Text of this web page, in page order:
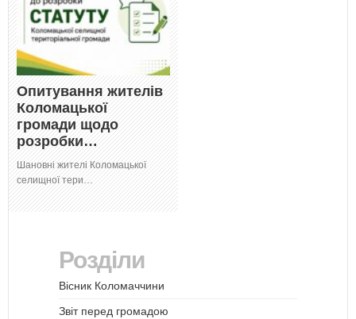
Опитування жителів
Коломацької
громади щодо
розробки…
Шановні жителі Коломацької
селищної тери…
Розділи
Вісник Коломаччини
Звіт перед громадою